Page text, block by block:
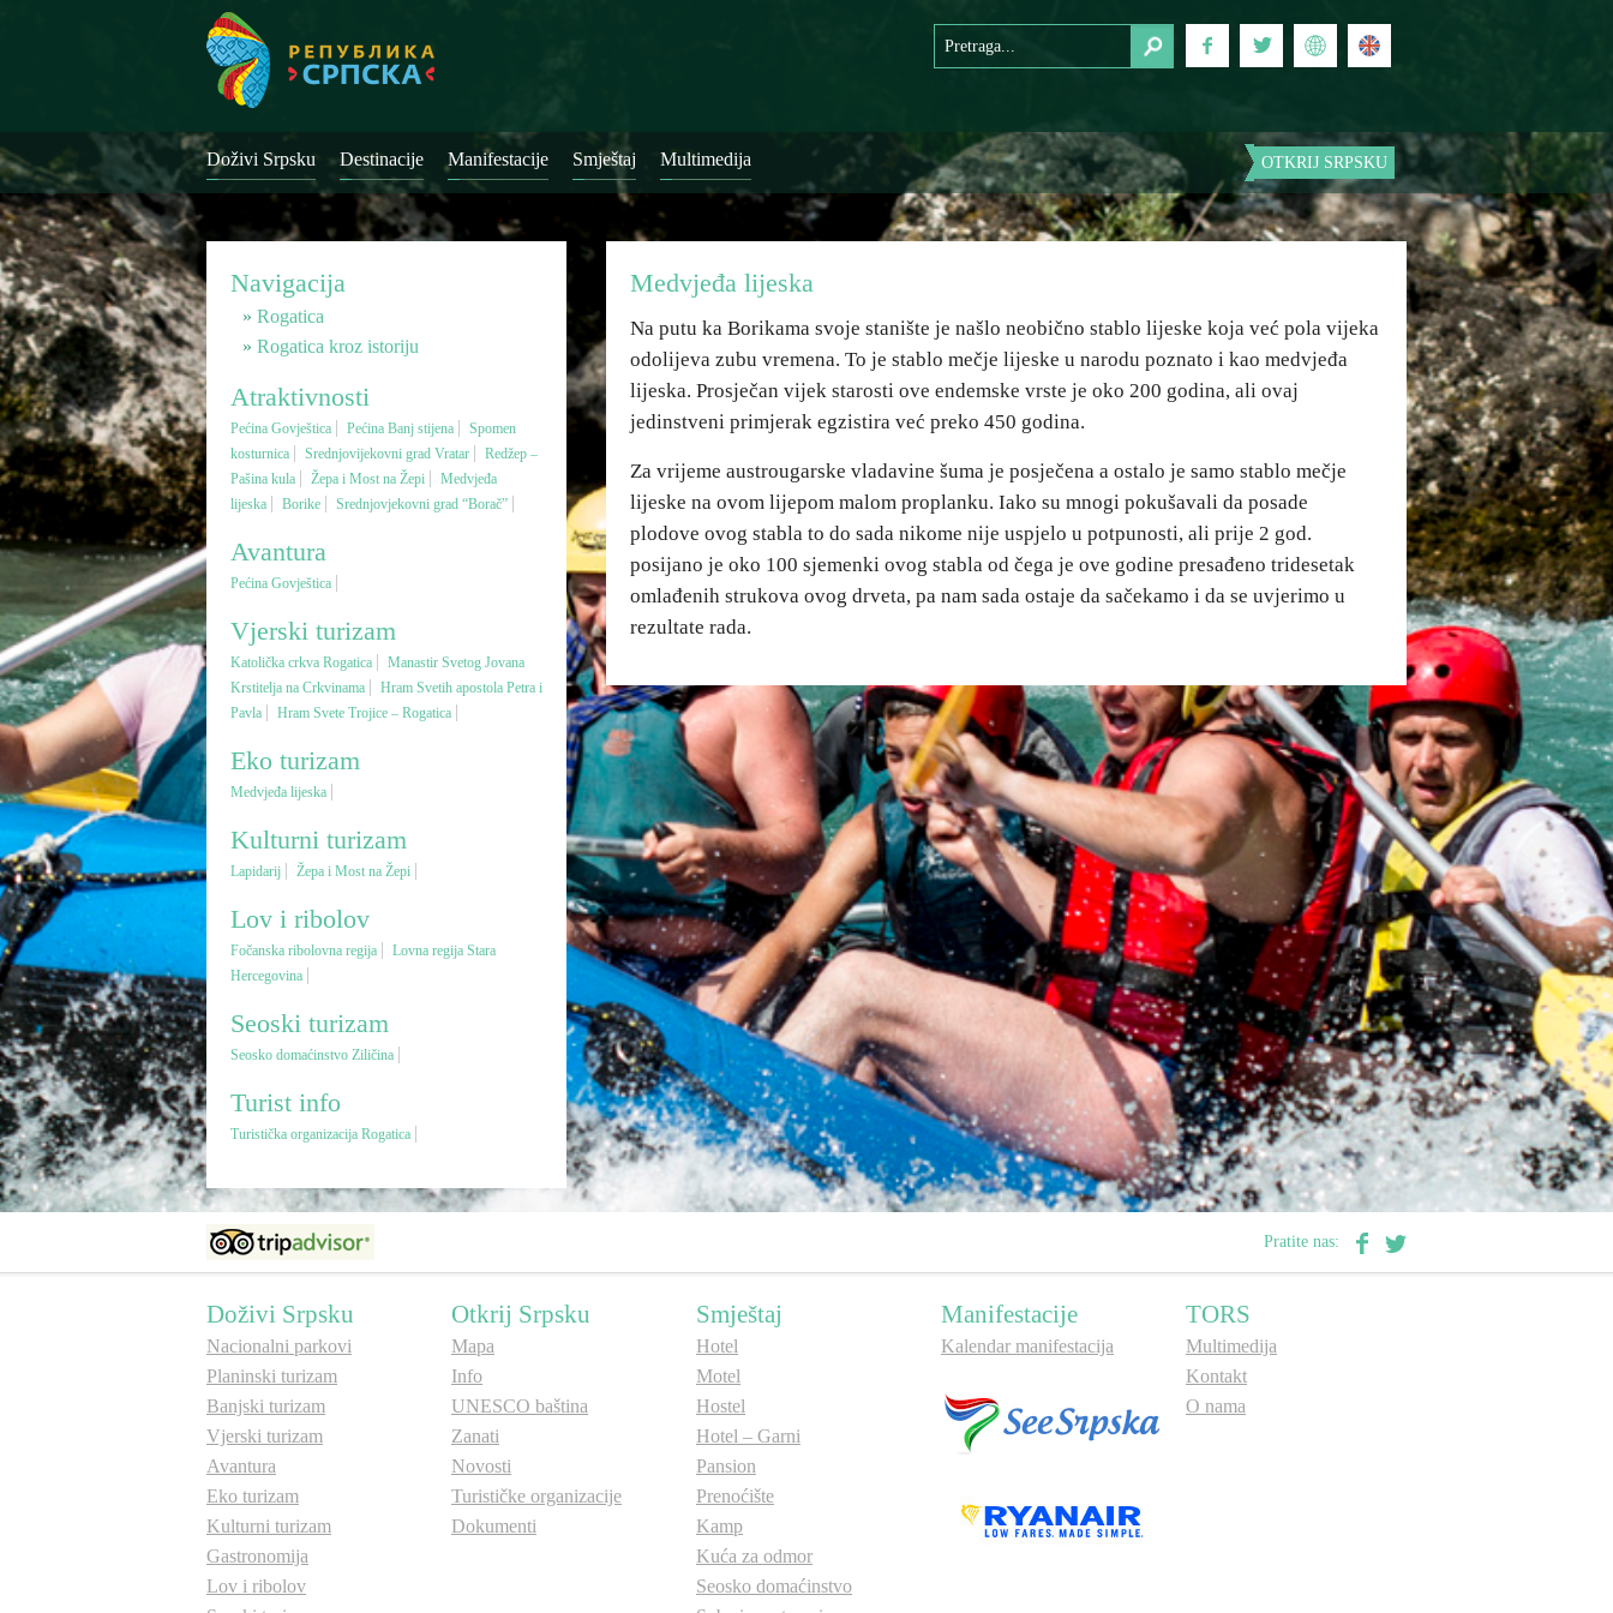
Doživi Srpsku Destinacije Manifestacije Smještaj Multimedija OTKRIJ SRPSKU
Navigacija
Rogatica
Rogatica kroz istoriju
Atraktivnosti
Pećina Govještica Pećina Banj stijena
Spomen
kosturnica
Srednjovijekovni grad Vratar
Redžep –
Pašina kula
Žepa i Most na Žepi
Medvjeđa
lijeska
Borike Srednjovjekovni grad “Borač”
Avantura
Pećina Govještica
Vjerski turizam
Katolička crkva Rogatica
Manastir Svetog Jovana
Krstitelja na Crkvinama
Hram Svetih apostola Petra i
Pavla
Hram Svete Trojice – Rogatica
Eko turizam
Medvjeđa lijeska
Kulturni turizam
Lapidarij Žepa i Most na Žepi
Lov i ribolov
Fočanska ribolovna regija
Lovna regija Stara
Hercegovina
Seoski turizam
Seosko domaćinstvo Ziličina
Turist info
Turistička organizacija Rogatica
Medvjeđa lijeska
Na putu ka Borikama svoje stanište je našlo neobično stablo lijeske koja već pola vijeka
odolijeva zubu vremena. To je stablo mečje lijeske u narodu poznato i kao medvjeđa
lijeska. Prosječan vijek starosti ove endemske vrste je oko 200 godina, ali ovaj
jedinstveni primjerak egzistira već preko 450 godina.
Za vrijeme austrougarske vladavine šuma je posječena a ostalo je samo stablo mečje
lijeske na ovom lijepom malom proplanku. Iako su mnogi pokušavali da posade
plodove ovog stabla to do sada nikome nije uspjelo u potpunosti, ali prije 2 god.
posijano je oko 100 sjemenki ovog stabla od čega je ove godine presađeno tridesetak
omlađenih strukova ovog drveta, pa nam sada ostaje da sačekamo i da se uvjerimo u
rezultate rada.
Pratite nas:
Doživi Srpsku
Nacionalni parkovi
Planinski turizam
Banjski turizam
Vjerski turizam
Avantura
Eko turizam
Kulturni turizam
Gastronomija
Lov i ribolov
Otkrij Srpsku
Mapa
Info
UNESCO baština
Zanati
Novosti
Turističke organizacije
Dokumenti
Smještaj
Hotel
Motel
Hostel
Hotel – Garni
Pansion
Prenoćište
Kamp
Kuća za odmor
Seosko domaćinstvo
Manifestacije
Kalendar manifestacija
TORS
Multimedija
Kontakt
O nama